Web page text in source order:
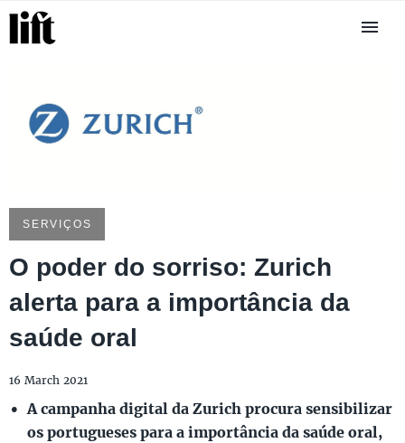
SERVIÇOS
O poder do sorriso: Zurich
alerta para a importância da
saúde oral
16 March 2021
A campanha digital da Zurich procura sensibilizar
os portugueses para a importância da saúde oral,